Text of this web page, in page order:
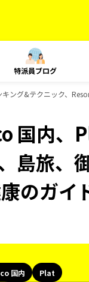
特派員ブログ
ング&テクニック、
国内、
旅、御
のガイ
国内
Plat